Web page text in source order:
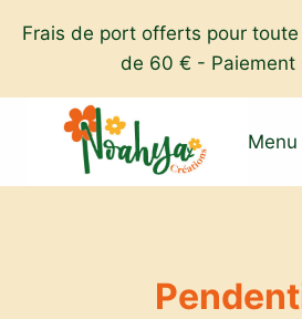
Frais de port offerts pour
de 60 € - Paiement
Menu